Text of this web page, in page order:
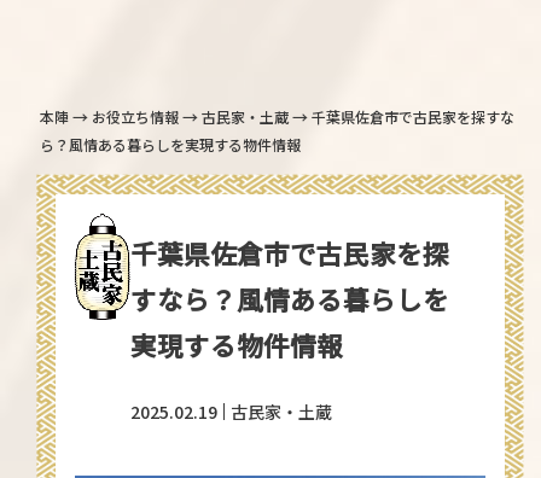
本陣→ お役立ち情報→古民家・土蔵→千葉県佐倉市で古民家を探すな
ら？風情ある暮らしを実現する物件情報
千葉県佐倉市で古民家を探
すなら？風情ある暮らしを
実現する物件情報
2025.02.19 古民家・土蔵